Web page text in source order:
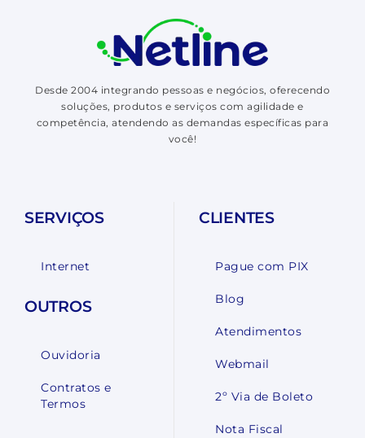
Desde 2004 integrando pessoas e negócios, oferecendo
soluções, produtos e serviços com agilidade e
competência, atendendo as demandas específicas para
você!
SERVIÇOS
Internet
OUTROS
Ouvidoria
Contratos e
Termos
CLIENTES
Pague com PIX
Blog
Atendimentos
Webmail
2º Via de Boleto
Nota Fiscal